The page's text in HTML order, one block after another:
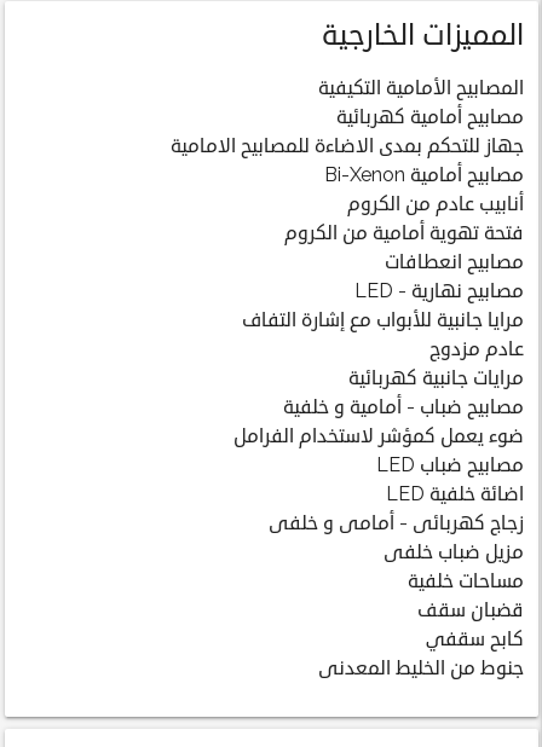
المميزات الخارجية
المصابيح الأمامية التكيفية
مصابيح أمامية كهربائية
جهاز للتحكم بمدى الاضاءة للمصابيح الامامية
مصابيح أمامية Bi-Xenon
أنابيب عادم من الكروم
فتحة تهوية أمامية من الكروم
مصابيح انعطافات
مصابيح نهارية - LED
مرايا جانبية للأبواب مع إشارة التفاف
عادم مزدوج
مرايات جانبية كهربائية
مصابيح ضباب - أمامية و خلفية
ضوء يعمل كمؤشر لاستخدام الفرامل
مصابيح ضباب LED
اضائة خلفية LED
زجاج كهربائى - أمامى و خلفى
مزيل ضباب خلفى
مساحات خلفية
قضبان سقف
كابح سقفي
جنوط من الخليط المعدنى